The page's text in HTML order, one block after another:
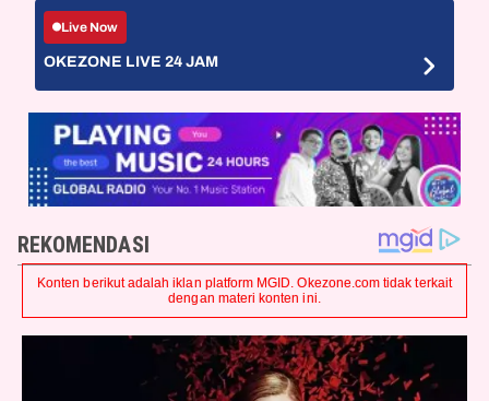
Live Now
OKEZONE LIVE 24 JAM